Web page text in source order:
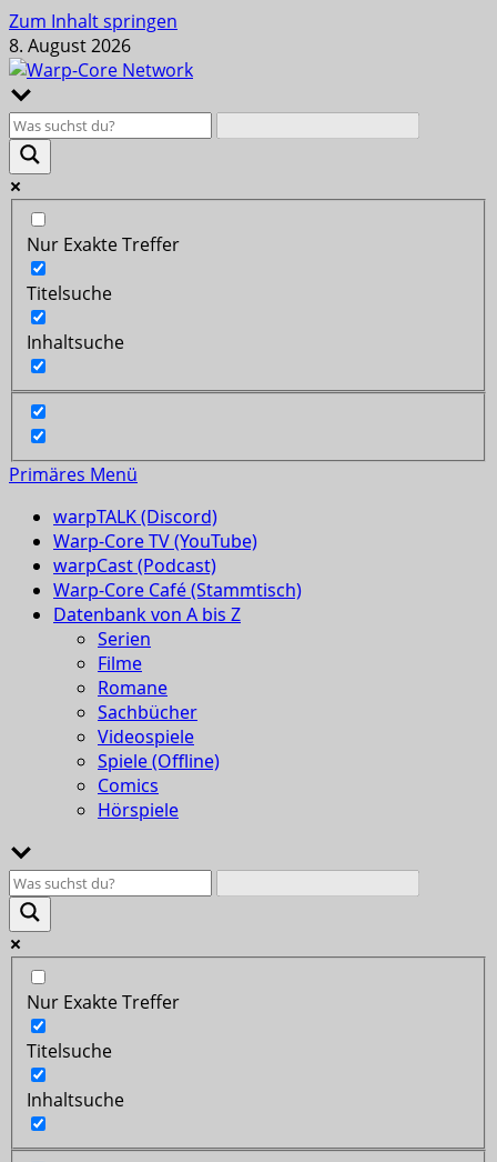
Zum Inhalt springen
8. August 2026
Nur Exakte Treffer
Titelsuche
Inhaltsuche
Primäres Menü
warpTALK (Discord)
Warp-Core TV (YouTube)
warpCast (Podcast)
Warp-Core Café (Stammtisch)
Datenbank von A bis Z
Serien
Filme
Romane
Sachbücher
Videospiele
Spiele (Offline)
Comics
Hörspiele
Nur Exakte Treffer
Titelsuche
Inhaltsuche